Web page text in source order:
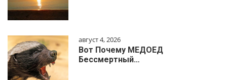
август 4, 2026
Вот Почему МЕДОЕД
Бессмертный…